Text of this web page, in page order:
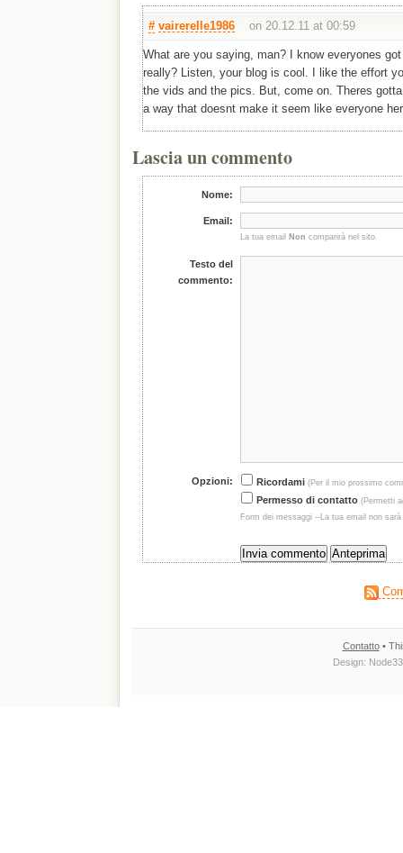
# vairerelle1986 on 20.12.11 at 00:59
What are you saying, man? I know everyones
really? Listen, your blog is cool. I like the effort
the vids and the pics. But, come on. Theres
a way that doesnt make it seem like everyone
Lascia un commento
Nome:
Email:
La tua emailNon comparirà nel sito.
Testo del
commento:
Opzioni: Ricordami (Per il mio prossimo
Permesso di contatto (Permetti
Form dei messaggi --La tua email non
Contatto•
Design: Node33